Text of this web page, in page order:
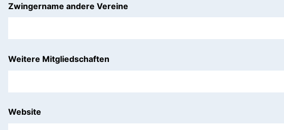
Zwingername andere Vereine
Weitere Mitgliedschaften
Website